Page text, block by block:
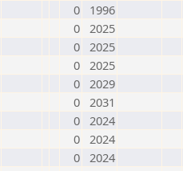
0
1996
0 2025
0 2025
0 2025
0 2029
0 2031
0 2024
0 2024
0 2024